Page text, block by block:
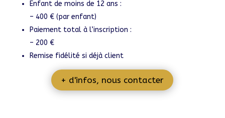
Enfant de moins de 12 ans :
– 400 € (par enfant)
Paiement total à l’inscription :
– 200 €
Remise fidélité si déjà client
+ d'infos, nous contacter